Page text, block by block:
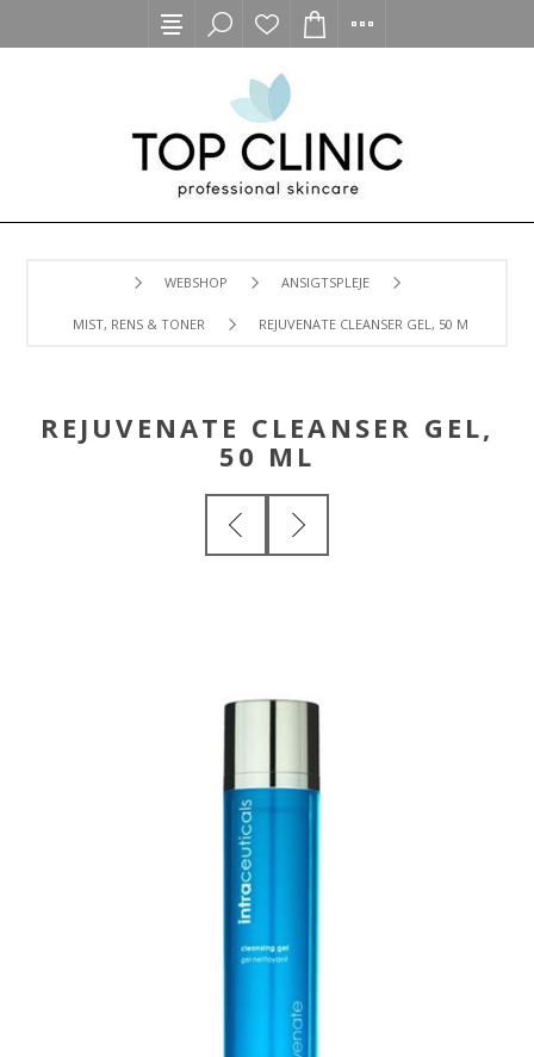
WEBSHOP ANSIGTSPLEJE
MIST, RENS & TONER REJUVENATE CLEANSER GEL, 50 ML
REJUVENATE CLEANSER GEL,
50 ML